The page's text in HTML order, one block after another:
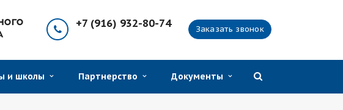
Заказать звонок
+7 (916) 932-80-74
и школы Партнерство Документы